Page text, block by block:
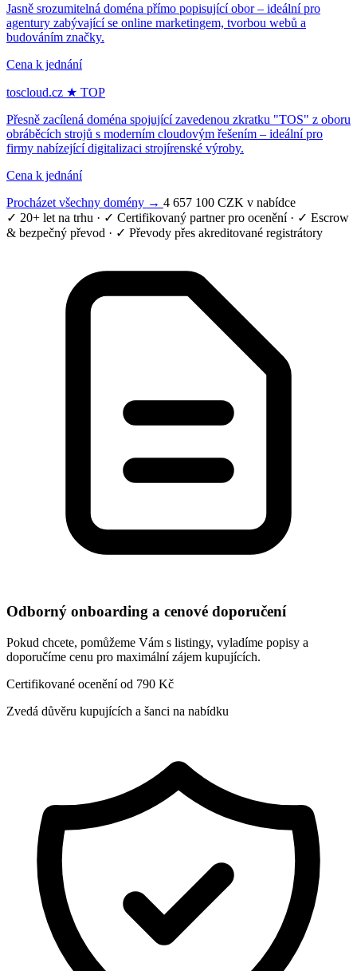
Jasně srozumitelná doména přímo popisující obor – ideální pro
agentury zabývající se online marketingem, tvorbou webů a
budováním značky.
Cena k jednání
toscloud.cz ★ TOP
Přesně zacílená doména spojující zavedenou zkratku "TOS" z oboru
obráběcích strojů s moderním cloudovým řešením – ideální pro
firmy nabízející digitalizaci strojírenské výroby.
Cena k jednání
Procházet všechny domény → 4 657 100 CZK v nabídce
✓ 20+ let na trhu · ✓ Certifikovaný partner pro ocenění · ✓ Escrow
& bezpečný převod · ✓ Převody přes akreditované registrátory
Odborný onboarding a cenové doporučení
Pokud chcete, pomůžeme Vám s listingy, vyladíme popisy a
doporučíme cenu pro maximální zájem kupujících.
Certifikované ocenění od 790 Kč
Zvedá důvěru kupujících a šanci na nabídku